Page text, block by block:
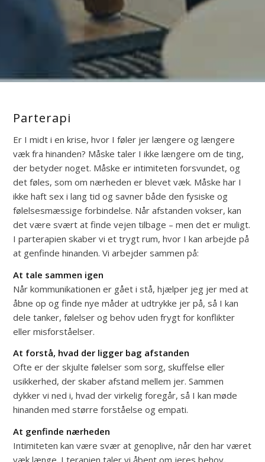
Parterapi
Er I midt i en krise, hvor I føler jer længere og længere
væk fra hinanden? Måske taler I ikke længere om de ting,
der betyder noget. Måske er intimiteten forsvundet, og
det føles, som om nærheden er blevet væk. Måske har I
ikke haft sex i lang tid og savner både den fysiske og
følelsesmæssige forbindelse. Når afstanden vokser, kan
det være svært at finde vejen tilbage – men det er muligt.
I parterapien skaber vi et trygt rum, hvor I kan arbejde på
at genfinde hinanden. Vi arbejder sammen på:
At tale sammen igen
Når kommunikationen er gået i stå, hjælper jeg jer med at
åbne op og finde nye måder at udtrykke jer på, så I kan
dele tanker, følelser og behov uden frygt for konflikter
eller misforståelser.
At forstå, hvad der ligger bag afstanden
Ofte er der skjulte følelser som sorg, skuffelse eller
usikkerhed, der skaber afstand mellem jer. Sammen
dykker vi ned i, hvad der virkelig foregår, så I kan møde
hinanden med større forståelse og empati.
At genfinde nærheden
Intimiteten kan være svær at genoplive, når den har været
væk længe. I terapien taler vi åbent om jeres behov,